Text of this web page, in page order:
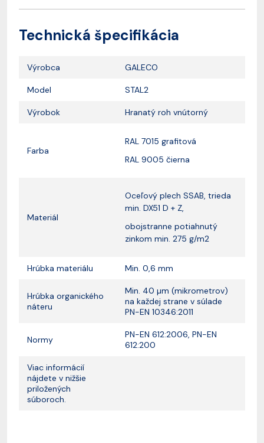
Technická špecifikácia
Výrobca GALECO
Model STAL2
Výrobok Hranatý roh vnútorný
Farba
RAL 7015 grafitová
RAL 9005 čierna
Materiál
Oceľový plech SSAB, trieda
min. DX51 D + Z,
obojstranne potiahnutý
zinkom min. 275 g/m2
Hrúbka materiálu Min. 0,6 mm
Hrúbka organického
náteru
Min. 40 µm (mikrometrov)
na každej strane v súlade
PN-EN 10346:2011
Normy
PN-EN 612:2006, PN-EN
612:200
Viac informácií
nájdete v nižšie
priložených
súboroch.